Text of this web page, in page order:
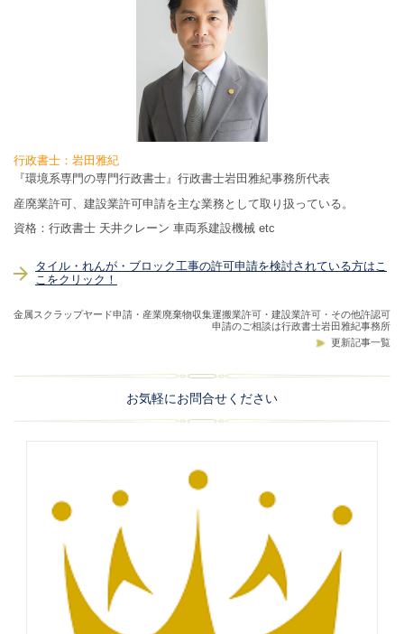
行政書士：岩田雅紀
『環境系専門の専門行政書士』行政書士岩田雅紀事務所代表
産廃業許可、建設業許可申請を主な業務として取り扱っている。
資格：行政書士 天井クレーン 車両系建設機械 etc
タイル・れんが・ブロック工事の許可申請を検討されている方はこ
こをクリック！
金属スクラップヤード申請・産業廃棄物収集運搬業許可・建設業許可・その他許認可
申請のご相談は行政書士岩田雅紀事務所
更新記事一覧
お気軽にお問合せください